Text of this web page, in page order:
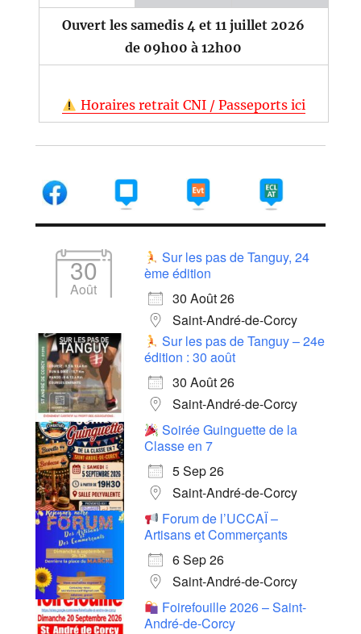
Ouvert les samedis 4 et 11 juillet 2026
de 09h00 à 12h00
Horaires retrait CNI / Passeports ici
30
Août
Sur les pas de Tanguy, 24
ème édition
30 Août 26
Saint-André-de-Corcy
Sur les pas de Tanguy – 24e
édition : 30 août
30 Août 26
Saint-André-de-Corcy
Soirée Guinguette de la
Classe en 7
5 Sep 26
Saint-André-de-Corcy
Forum de l’UCCAÏ –
Artisans et Commerçants
6 Sep 26
Saint-André-de-Corcy
Foirefouille 2026 – Saint-
André-de-Corcy